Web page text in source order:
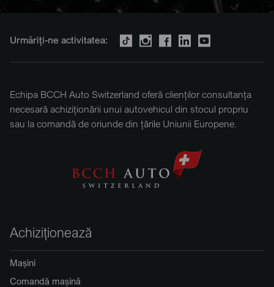
Urmăriți-ne activitatea:
Echipa BCCH Auto Switzerland oferă clienților consultanța
necesară achiziționării unui autovehicul din stocul propriu
sau la comandă de oriunde din țările Uniunii Europene.
Achiziționează
Mașini
Comandă mașină